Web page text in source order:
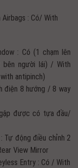
: Có/ With
: Có (1 chạm lên
bên người lái) / With
antipinch)
điện 8 hướng / 8 way
được có tựa đầu/
Tự động điều chỉnh 2
View Mirror
Entry : Có / With